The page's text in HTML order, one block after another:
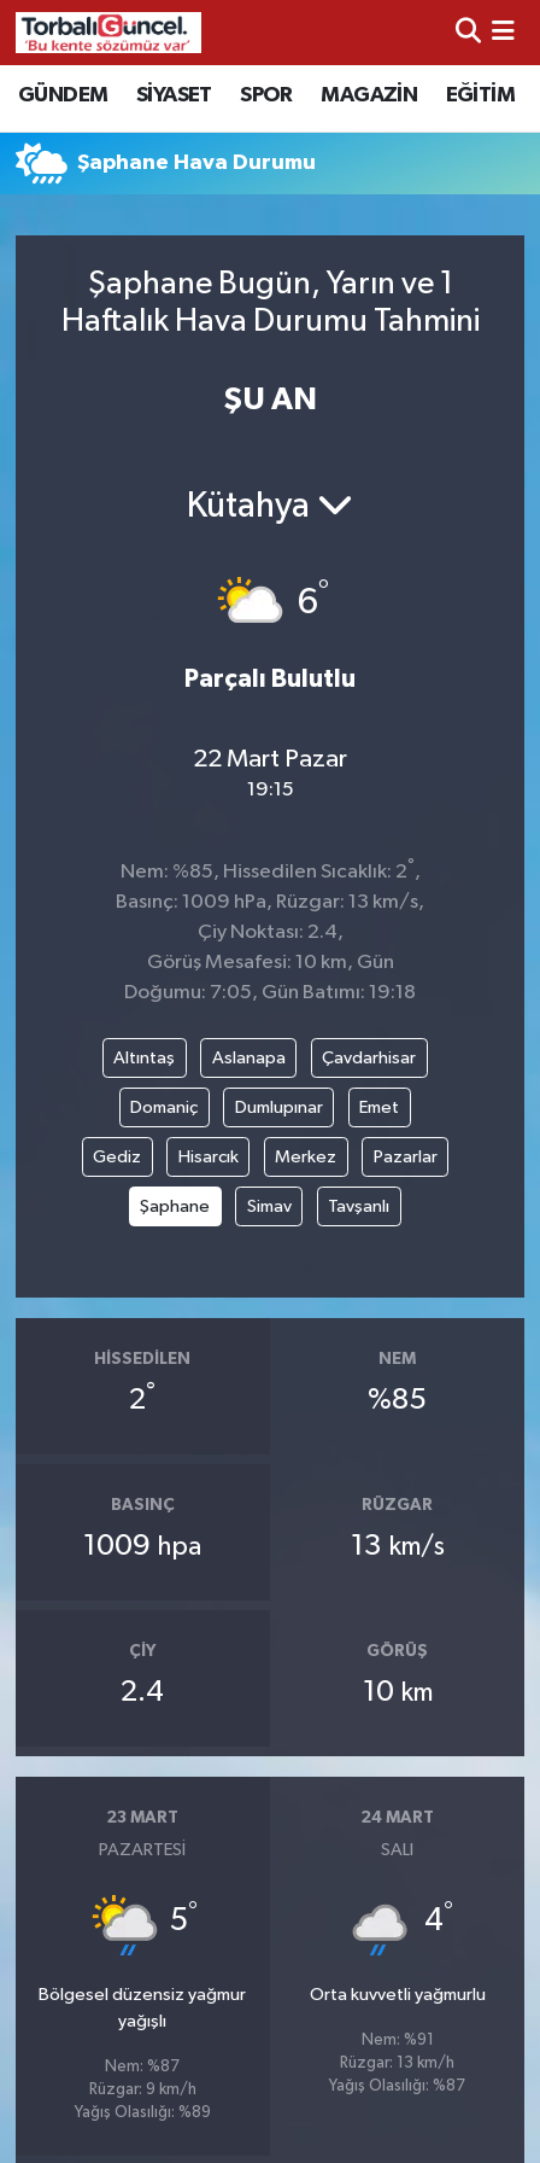
GÜNDEM SİYASET SPOR MAGAZİN EĞİTİM
Şaphane Hava Durumu
Şaphane Bugün, Yarın ve 1
Haftalık Hava Durumu Tahmini
ŞU AN
Kütahya
6°
Parçalı Bulutlu
22 Mart Pazar
19:15
Nem: %85, Hissedilen Sıcaklık: 2° ,
Basınç: 1009 hPa, Rüzgar: 13 km/s,
Çiy Noktası: 2.4,
Görüş Mesafesi: 10 km, Gün
Doğumu: 7:05, Gün Batımı: 19:18
Altıntaş Aslanapa Çavdarhisar
Domaniç Dumlupınar Emet
Gediz Hisarcık Merkez Pazarlar
Şaphane Simav Tavşanlı
HISSEDILEN
2°
NEM
%85
BASINÇ
1009 hpa
RÜZGAR
13 km/s
ÇIY
2.4
GÖRÜŞ
10 km
23 MART
PAZARTESI
5°
Bölgesel düzensiz yağmur
yağışlı
Nem: %87
Rüzgar: 9 km/h
Yağış Olasılığı: %89
24 MART
SALI
4°
Orta kuvvetli yağmurlu
Nem: %91
Rüzgar: 13 km/h
Yağış Olasılığı: %87
İzmir Nöbetçi Eczaneler
İzmir Hava Durumu
İzmir Trafik Yoğunluk Haritası
Süper Lig Puan Durumu ve Fikstür